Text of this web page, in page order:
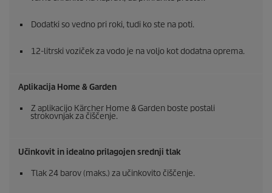
Dodatki so vedno pri roki, tudi ko ste na poti.
12-litrski voziček za vodo je na voljo kot dodatna oprema.
Aplikacija Home & Garden
Z aplikacijo Kärcher Home & Garden boste postali
strokovnjak za čiščenje.
Učinkovit in idealno prilagojen srednji tlak
Tlak 24 barov (maks.) za učinkovito čiščenje.